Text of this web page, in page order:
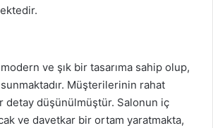
ve şık bir tasarıma sahip olup,
Müşterilerinin rahat
detay düşünülmüştür. Salonun iç
ve davetkar bir ortam yaratmakta,